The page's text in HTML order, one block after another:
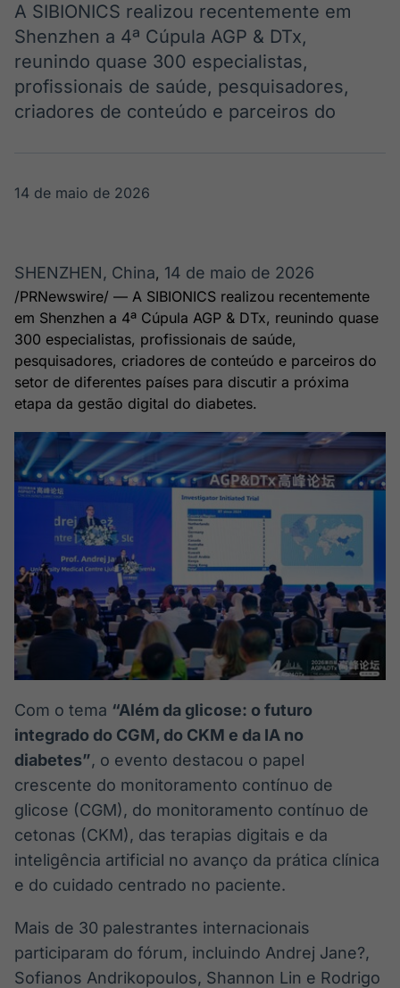
personalizados
Soluções de Dados
e Conteúdos
Broadcast
OTC
Plataforma para
Datafeed
APIs para
headlines de
para conteúdos e
Broadcast
Wallboard
Conteúdos e
dados para
Curadoria
Curadoria de
Soluções de
Tecnologia
Broadcast
Radar
Monitoramento
inteligente de
conteúdos
Broadcast
A melhor
plataforma para
analisar fundos
no Brasil
IA
Em breve
BroadFast
Em breve
Investimentos
Em breve
Tokenização
Em breve
Crédito
A SIBIONICS realizou recentemente em
Shenzhen a 4ª Cúpula AGP & DTx,
reunindo quase 300 especialistas,
profissionais de saúde, pesquisadores,
criadores de conteúdo e parceiros do
14 de maio de 2026
SHENZHEN, China, 14 de maio de 2026
/PRNewswire/ — A SIBIONICS realizou recentemente
em Shenzhen a 4ª Cúpula AGP & DTx, reunindo quase
300 especialistas, profissionais de saúde,
pesquisadores, criadores de conteúdo e parceiros do
setor de diferentes países para discutir a próxima
etapa da gestão digital do diabetes.
Com o tema “Além da glicose: o futuro
integrado do CGM, do CKM e da IA no
diabetes”, o evento destacou o papel
crescente do monitoramento contínuo de
glicose (CGM), do monitoramento contínuo de
cetonas (CKM), das terapias digitais e da
inteligência artificial no avanço da prática clínica
e do cuidado centrado no paciente.
Mais de 30 palestrantes internacionais
participaram do fórum, incluindo Andrej Jane?,
Sofianos Andrikopoulos, Shannon Lin e Rodrigo